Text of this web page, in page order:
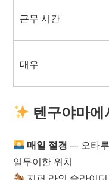
근무 시간
대우
텐구야마에
매일 절경 — 오타
일무이한 위치